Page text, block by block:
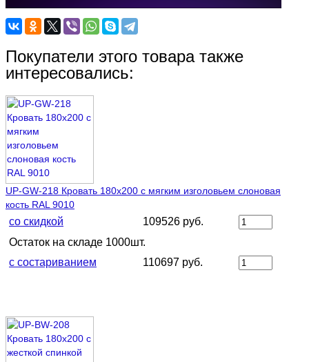
Покупатели этого товара также
интересовались:
UP-GW-218 Кровать 180х200 с мягким изголовьем слоновая
кость RAL 9010
со скидкой
109526 руб.
Остаток на складе 1000шт.
с состариванием
110697 руб.